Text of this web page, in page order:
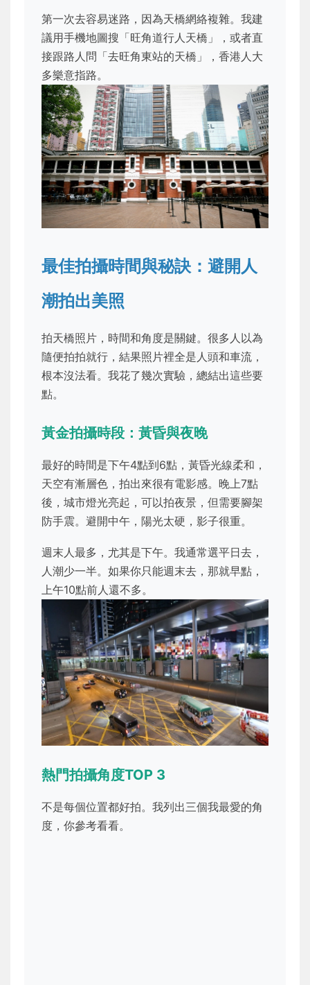
第一次去容易迷路，因為天橋網絡複雜。我建
議用手機地圖搜「旺角道行人天橋」，或者直
接跟路人問「去旺角東站的天橋」，香港人大
多樂意指路。
最佳拍攝時間與秘訣：避開人
潮拍出美照
拍天橋照片，時間和角度是關鍵。很多人以為
隨便拍拍就行，結果照片裡全是人頭和車流，
根本沒法看。我花了幾次實驗，總結出這些要
點。
黃金拍攝時段：黃昏與夜晚
最好的時間是下午4點到6點，黃昏光線柔和，
天空有漸層色，拍出來很有電影感。晚上7點
後，城市燈光亮起，可以拍夜景，但需要腳架
防手震。避開中午，陽光太硬，影子很重。
週末人最多，尤其是下午。我通常選平日去，
人潮少一半。如果你只能週末去，那就早點，
上午10點前人還不多。
熱門拍攝角度TOP 3
不是每個位置都好拍。我列出三個我最愛的角
度，你參考看看。